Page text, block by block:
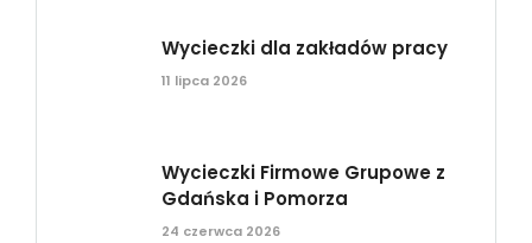
Wycieczki dla zakładów pracy
11 lipca 2026
Wycieczki Firmowe Grupowe z
Gdańska i Pomorza
24 czerwca 2026